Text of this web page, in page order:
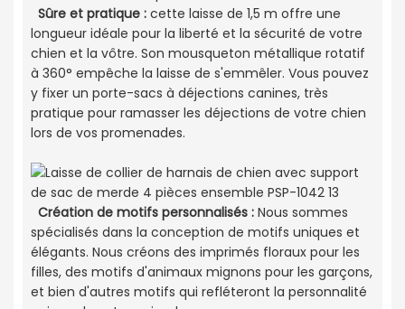
Sûre et pratique :cette laisse de 1,5 m offre une
longueur idéale pour la liberté et la sécurité de votre
chien et la vôtre. Son mousqueton métallique rotatif
à 360° empêche la laisse de s'emmêler. Vous pouvez
y fixer un porte-sacs à déjections canines, très
pratique pour ramasser les déjections de votre chien
lors de vos promenades.
Création de motifs personnalisés :Nous sommes
spécialisés dans la conception de motifs uniques et
élégants. Nous créons des imprimés floraux pour les
filles, des motifs d'animaux mignons pour les garçons,
et bien d'autres motifs qui refléteront la personnalité